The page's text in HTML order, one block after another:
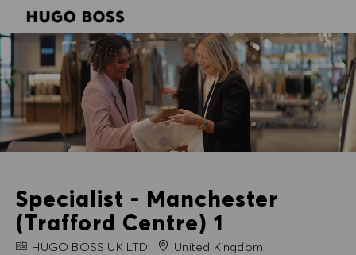
Specialist - Manchester
(Trafford Centre) 1
FIRMENNAME
HUGO BOSS UK LTD.
United Kingdom